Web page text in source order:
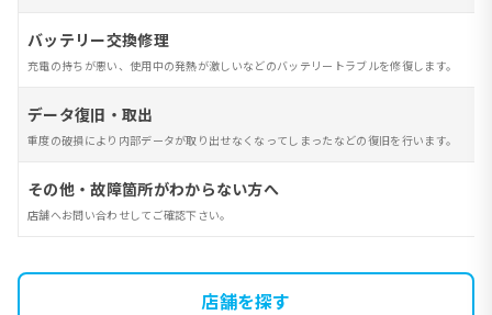
バッテリー交換修理
充電の持ちが悪い、使用中の発熱が激しいなどのバッテリートラブルを修復します。
データ復旧・取出
重度の破損により内部データが取り出せなくなってしまったなどの復旧を行います。
その他・故障箇所がわからない方へ
店舗へお問い合わせしてご確認下さい。
店舗を探す